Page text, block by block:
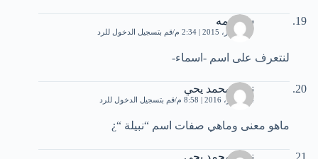
سمسمه
7 ديسمبر، 2015 | 2:34 م قم بتسجيل الدخول للرد
لنتعرف على اسم -اسماء-
نبيلة محمد يحي
4 سبتمبر، 2016 | 8:58 م قم بتسجيل الدخول للرد
ماهو معنى وماهي صفات اسم “نبيلة “¿